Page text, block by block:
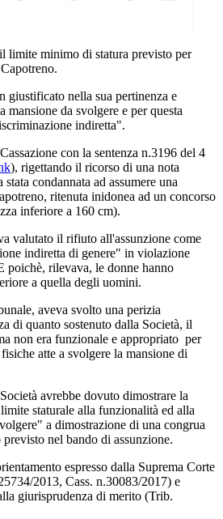
limite minimo di statura previsto per
giustificato nella sua pertinenza e
mansione da svolgere e per questa
indiretta".
con la sentenza n.3196 del 4
), rigettando il ricorso di una nota
condannata ad assumere una
ritenuta inidonea ad un concorso
inferiore a 160 cm).
valutato il rifiuto all'assunzione come
indiretta di genere" in violazione
poichè, rilevava, le donne hanno
a quella degli uomini.
aveva svolto una perizia
di quanto sostenuto dalla Società, il
non era funzionale e appropriato per
atte a svolgere la mansione di
avrebbe dovuto dimostrare la
staturale alla funzionalità ed alla
a dimostrazione di una congrua
nel bando di assunzione.
espresso dalla Suprema Corte
2013, Cass. n.30083/2017) e
giurisprudenza di merito (Trib.